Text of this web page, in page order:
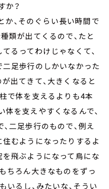
か？
か、そのぐらい長い時間で
類が出てくるので、たと
るってわけじゃなくて、
二足歩行のしかいなかった
出てきて、大きくなると
で体を支えるよりも4本
を支えやすくなるんで、
二足歩行のもので、例え
むようになったりするよ
を飛ぶようになって鳥にな
ちろん大きなものをずっ
いるし、みたいな、そうい